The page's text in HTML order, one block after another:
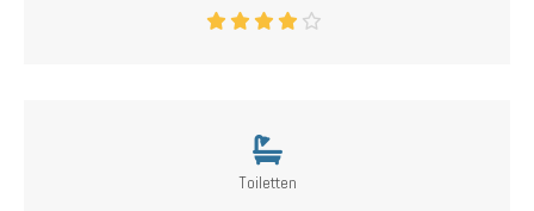
Toiletten